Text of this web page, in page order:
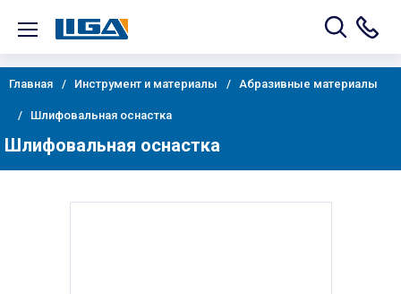
Главная Инструмент и материалы Абразивные материалы
Шлифовальная оснастка
Шлифовальная оснастка